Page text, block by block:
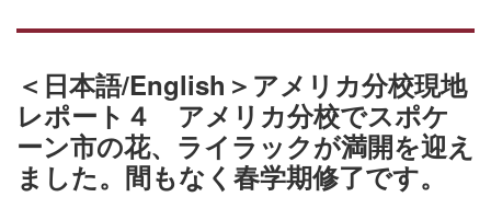
＜日本語/English＞アメリカ分校現地
レポート４ アメリカ分校でスポケ
ーン市の花、ライラックが満開を迎え
ました。間もなく春学期修了です。